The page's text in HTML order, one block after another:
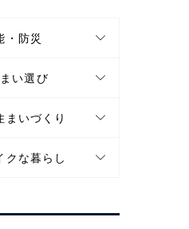
・防災
い選び
まいづくり
クな暮らし